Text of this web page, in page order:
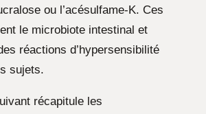
ou l’acésulfame-K. Ces
le microbiote intestinal et
réactions d’hypersensibilité
sujets.
récapitule les